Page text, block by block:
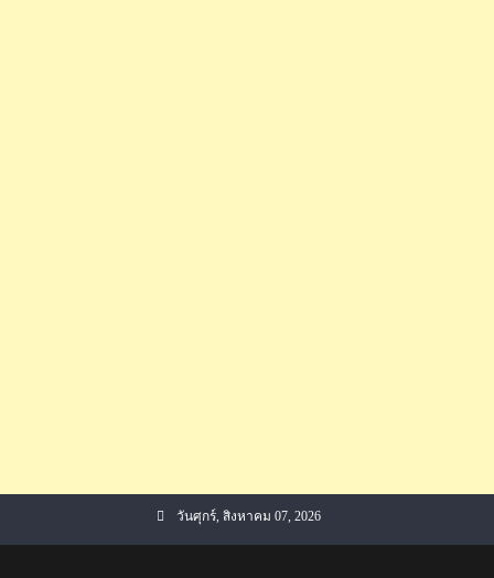
วันศุกร์, สิงหาคม 07, 2026